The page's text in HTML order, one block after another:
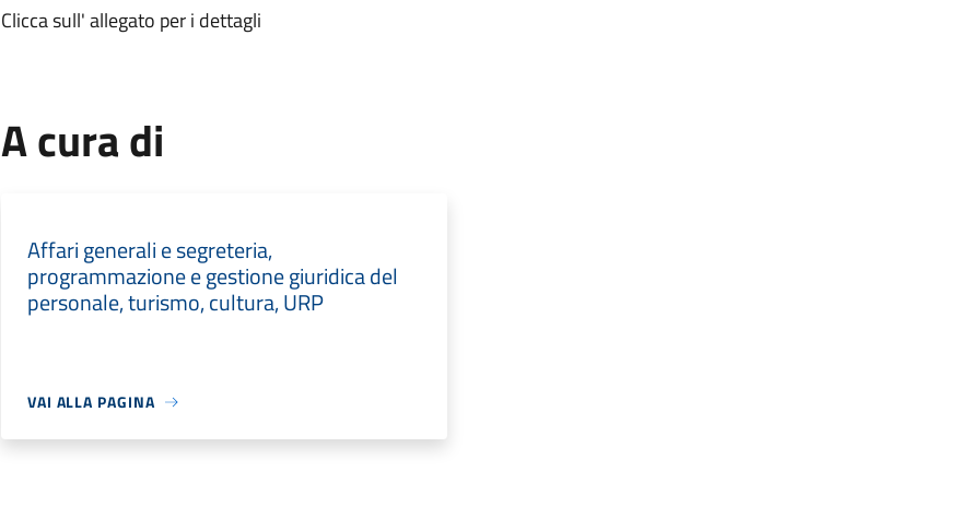
Clicca sull' allegato per i dettagli
A cura di
Affari generali e segreteria,
programmazione e gestione giuridica del
personale, turismo, cultura, URP
VAI ALLA PAGINA